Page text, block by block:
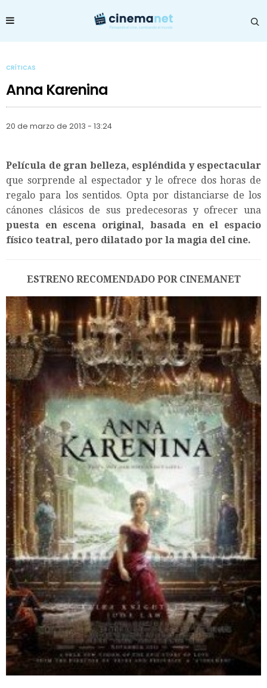
CRÍTICAS
Anna Karenina
20 de marzo de 2013 - 13:24
Película de gran belleza, espléndida y espectacular
que sorprende al espectador y le ofrece dos horas de
regalo para los sentidos. Opta por distanciarse de los
cánones clásicos de sus predecesoras y ofrecer una
puesta en escena original, basada en el espacio
físico teatral, pero dilatado por la magia del cine.
ESTRENO RECOMENDADO POR CINEMANET